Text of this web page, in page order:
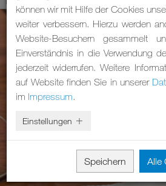
können wir mit Hilfe der Cookies
weiter verbessern. Hierzu werden
Website-Besuchern gesammelt
Einverständnis in die Verwendung
jederzeit widerrufen. Weitere
auf Website finden Sie in unserer
im Impressum.
Einstellungen
Speichern Alle